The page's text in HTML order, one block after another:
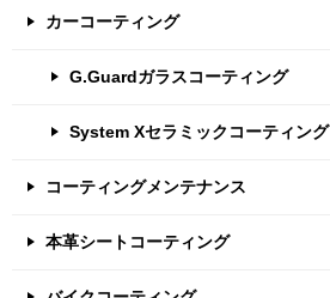
カーコーティング
G.Guardガラスコーティング
System Xセラミックコーティング
コーティングメンテナンス
本革シートコーティング